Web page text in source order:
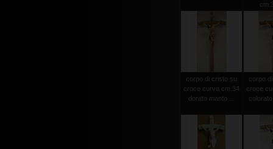
corpo di cristo su
croce curva cm.34
dorato manto ...
corpo
croce